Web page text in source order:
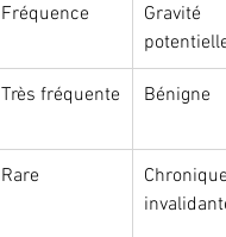
Fréquence
Gravité
potentielle
Très fréquente Bénigne
Rare
Chronique,
invalidante